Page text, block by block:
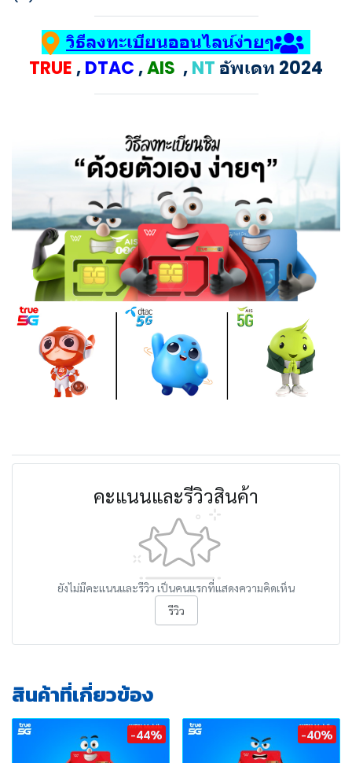
วิธีลงทะเบียนออนไลน์ง่ายๆ
TRUE ,DTAC ,AIS ,NT อัพเดท 2024
คะแนนและรีวิวสินค้า
ยังไม่มีคะแนนและรีวิว เป็นคนแรกที่แสดงความคิดเห็น
รีวิว
สินค้าที่เกี่ยวข้อง
-44% -40%